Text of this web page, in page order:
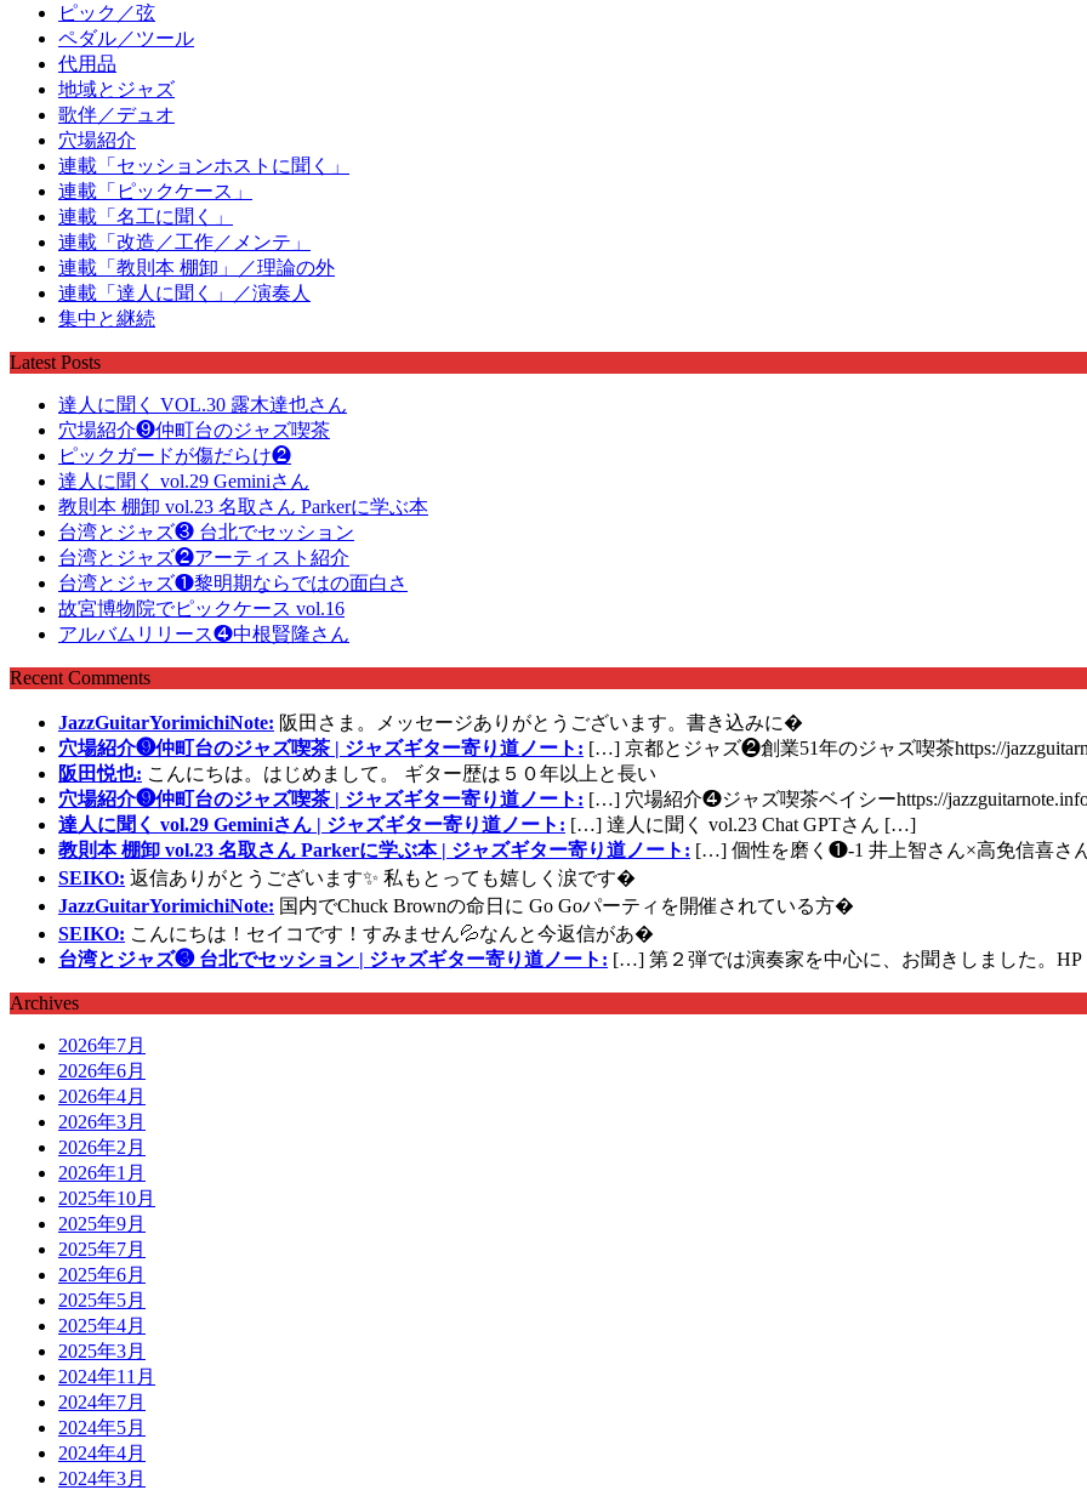
ピック／弦
ペダル／ツール
代用品
地域とジャズ
歌伴／デュオ
穴場紹介
連載「セッションホストに聞く」
連載「ピックケース」
連載「名工に聞く」
連載「改造／工作／メンテ」
連載「教則本 棚卸」／理論の外
連載「達人に聞く」／演奏人
集中と継続
Latest Posts
達人に聞く VOL.30 露木達也さん
穴場紹介❾仲町台のジャズ喫茶
ピックガードが傷だらけ❷
達人に聞く vol.29 Geminiさん
教則本 棚卸 vol.23 名取さん Parkerに学ぶ本
台湾とジャズ❸ 台北でセッション
台湾とジャズ❷アーティスト紹介
台湾とジャズ❶黎明期ならではの面白さ
故宮博物院でピックケース vol.16
アルバムリリース❹中根賢隆さん
Recent Comments
JazzGuitarYorimichiNote: 阪田さま。メッセージありがとうございます。書き込みに�
穴場紹介❾仲町台のジャズ喫茶 | ジャズギター寄り道ノート: […] 京都とジャズ❷創業51年のジャズ喫茶https://
阪田悦也: こんにちは。はじめまして。 ギター歴は５０年以上と長い
穴場紹介❾仲町台のジャズ喫茶 | ジャズギター寄り道ノート: […] 穴場紹介❹ジャズ喫茶ベイシーhttps://
達人に聞く vol.29 Geminiさん | ジャズギター寄り道ノート: […] 達人に聞く vol.23 Chat GPTさん […]
教則本 棚卸 vol.23 名取さん Parkerに学ぶ本 | ジャズギター寄り道ノート: […] 個性を磨く❶-1 井上智さん×高免信喜さん
SEIKO: 返信ありがとうございます✨ 私もとっても嬉しく涙です�
JazzGuitarYorimichiNote: 国内でChuck Brownの命日に Go Goパーティを開催されている方�
SEIKO: こんにちは！セイコです！すみません💦なんと今返信があ�
台湾とジャズ❸ 台北でセッション | ジャズギター寄り道ノート: […] 第２弾では演奏家を中心に、お聞きしました。
Archives
2026年7月
2026年6月
2026年4月
2026年3月
2026年2月
2026年1月
2025年10月
2025年9月
2025年7月
2025年6月
2025年5月
2025年4月
2025年3月
2024年11月
2024年7月
2024年5月
2024年4月
2024年3月